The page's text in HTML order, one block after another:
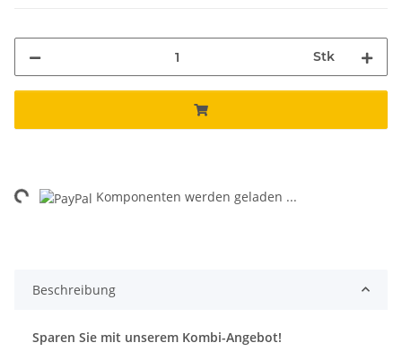
Stk
Loading... Komponenten werden geladen ...
Beschreibung
Sparen Sie mit unserem Kombi-Angebot!